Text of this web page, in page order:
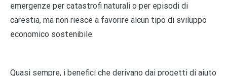
emergenze per catastrofi naturali o per episodi di
carestia, ma non riesce a favorire alcun tipo di sviluppo
economico sostenibile.
Quasi sempre, i benefici che derivano dai progetti di aiuto